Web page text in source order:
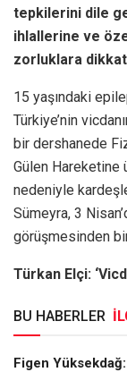
tepkilerini dile
ihlallerine ve
zorluklara
15 yaşındaki
Türkiye’nin
bir dershanede
Gülen Hareketine
nedeniyle
Sümeyra, 3
görüşmesinden
Türkan Elçi:
BU HABERLER
Figen